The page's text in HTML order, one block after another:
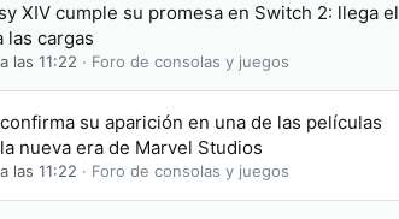
XIV cumple su promesa en Switch 2: llega el
las cargas
las 11:22 Foro de consolas y juegos
su aparición en una de las películas
nueva era de Marvel Studios
las 11:22 Foro de consolas y juegos